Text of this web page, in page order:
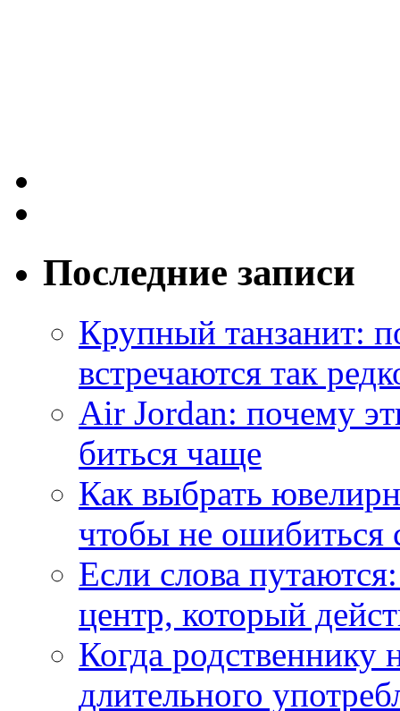
Последние записи
Крупный танзанит:
встречаются так
Air Jordan: почему
биться чаще
Как выбрать
чтобы не ошибиться
Если слова
центр, который
Когда
длительного